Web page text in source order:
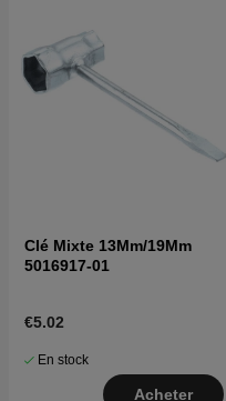
Clé Mixte 13Mm/19Mm
5016917-01
€5.02
En stock
Acheter